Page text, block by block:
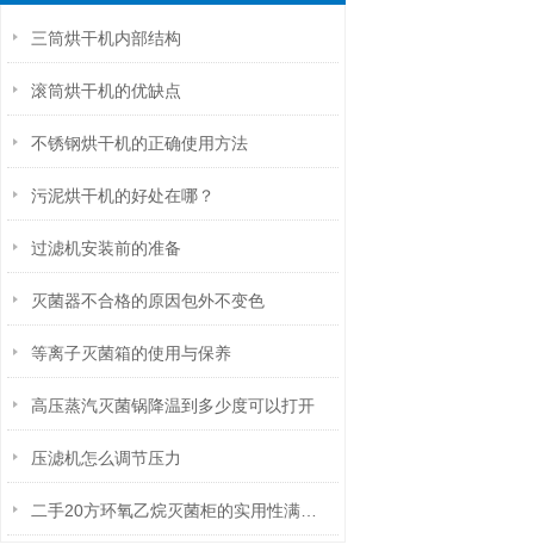
三筒烘干机内部结构
滚筒烘干机的优缺点
不锈钢烘干机的正确使用方法
污泥烘干机的好处在哪？
过滤机安装前的准备
灭菌器不合格的原因包外不变色
等离子灭菌箱的使用与保养
高压蒸汽灭菌锅降温到多少度可以打开
压滤机怎么调节压力